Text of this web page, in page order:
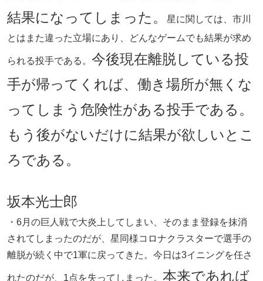
結果になってしまった。
星に関しては、市川
とはまた違った立場にあり、どんなゲームでも結果が求め
られる投手である。 今後現在離脱している投
手が帰ってくれば、働き場所が無くな
ってしまう危険性がある投手である。
もう後がないだけに結果が欲しいとこ
ろである。
坂本光士郎
・6月の巨人戦で大炎上してしまい、そのまま登録を抹消
されてしまったのだが、星同様コロナクラスターで選手の
離脱が続く中で1軍に戻ってきた。今日は3イニングを任さ
れたのだが、1点を失ってしまった。 本来であれば